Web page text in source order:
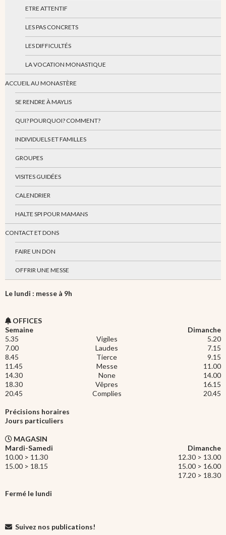
ETRE ATTENTIF
LES PAS CONCRETS
LES DIFFICULTÉS
LA VOCATION MONASTIQUE
ACCUEIL AU MONASTÈRE
SE RENDRE À MAYLIS
QUI? POURQUOI? COMMENT?
INDIVIDUELS ET FAMILLES
GROUPES
VISITES GUIDÉES
CALENDRIER
HALTE SPI POUR MAMANS
CONTACT ET DONS
FAIRE UN DON
OFFRIR UNE MESSE
Le lundi : messe à 9h
OFFICES
Semaine
Dimanche
5.35
Vigiles
5.20
7.00
Laudes
7.15
8.45
Tierce
9.15
11.45
Messe
11.00
14.30
None
14.00
18.30
Vêpres
16.15
20.45
Complies 20.45
Précisions horaires
Jours particuliers
MAGASIN
Mardi-Samedi
Dimanche
10.00 > 11.30
12.30 > 13.00
15.00 > 18.15
15.00 > 16.00
17.20 > 18.30
Fermé le lundi
Suivez nos publications!